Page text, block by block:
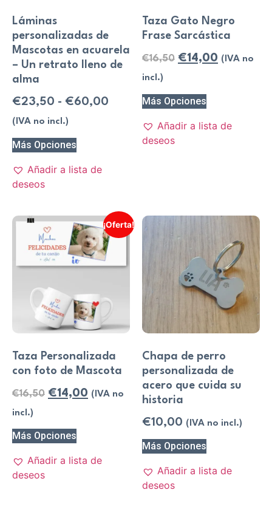
Láminas
personalizadas de
Mascotas en acuarela
– Un retrato lleno de
alma
€23,50 - €60,00
(IVA no incl.)
Más Opciones
Añadir a lista de
deseos
Taza Gato Negro
Frase Sarcástica
€16,50 €14,00 (IVA no
incl.)
Más Opciones
Añadir a lista de
deseos
¡Oferta!
Taza Personalizada
con foto de Mascota
€16,50 €14,00 (IVA no
incl.)
Más Opciones
Añadir a lista de
deseos
Chapa de perro
personalizada de
acero que cuida su
historia
€10,00 (IVA no incl.)
Más Opciones
Añadir a lista de
deseos